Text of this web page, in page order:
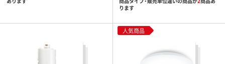
ります
人気商品